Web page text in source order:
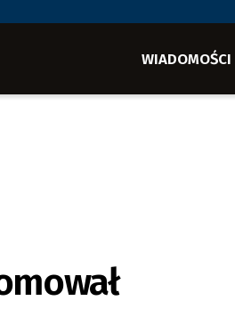
WIADOMOŚCI